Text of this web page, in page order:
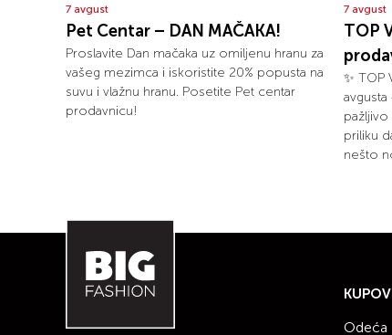
7 avgust
Pet Centar – DAN MAČAKA!
Proslavite Dan mačaka uz omiljenu hranu za
vašeg mezimca i iskoristite 20% popusta na
suvu i vlažnu hranu. Posetite Pet centar
prodavnicu!
7 avgust
TOP
✨ TOP
priliku
nešto
Odeća